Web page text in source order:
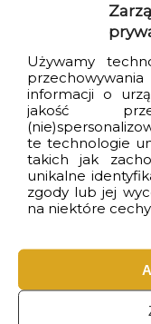
Używamy
informacji o
jakość
te technologie
takich jak
unikalne
zgody lub jej
na niektóre
Czas realizacji
Wizualizacje